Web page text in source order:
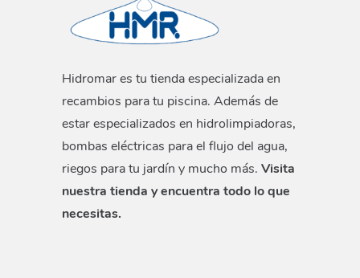
Hidromar es tu tienda especializada en
recambios para tu piscina. Además de
estar especializados en hidrolimpiadoras,
bombas eléctricas para el flujo del agua,
riegos para tu jardín y mucho más. Visita
nuestra tienda y encuentra todo lo que
necesitas.